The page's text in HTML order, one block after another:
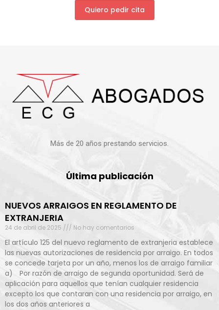
Quiero pedir cita
Más de 20 años prestando servicios.
Última publicación
NUEVOS ARRAIGOS EN REGLAMENTO DE
EXTRANJERIA
24 de abril de 2025 No hay comentarios
El artículo 125 del nuevo reglamento de extranjeria establece
las nuevas autorizaciones de residencia por arraigo. En todos
se concede tarjeta por un año, menos los de arraigo familiar
a) Por razón de arraigo de segunda oportunidad. Será de
aplicación para aquellos que tenían cualquier residencia
excepto los que contaran con una residencia por arraigo, en
los dos años anteriores a